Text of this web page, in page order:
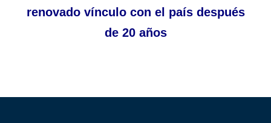
renovado vínculo con el país después
de 20 años